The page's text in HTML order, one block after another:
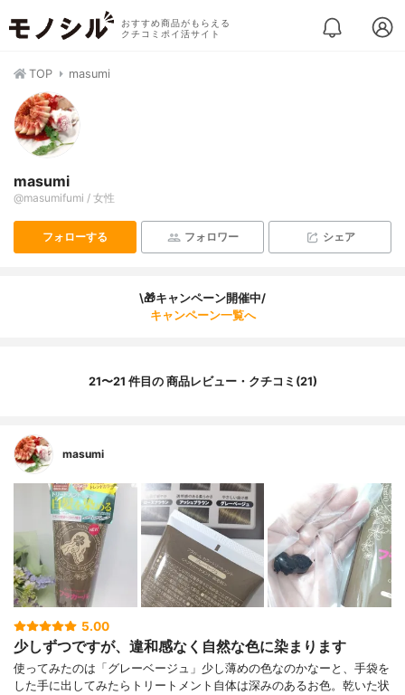
おすすめ商品がもらえる
クチコミポイ活サイト
TOP masumi
masumi
@masumifumi / 女性
フォローする フォロワー シェア
\🎁キャンペーン開催中/
キャンペーン一覧へ
21〜21 件目の 商品レビュー・クチコミ(21)
masumi
5.00
少しずつですが、違和感なく自然な色に染まります
使ってみたのは「グレーベージュ」少し薄めの色なのかなーと、手袋を
した手に出してみたらトリートメント自体は深みのあるお色。乾いた状